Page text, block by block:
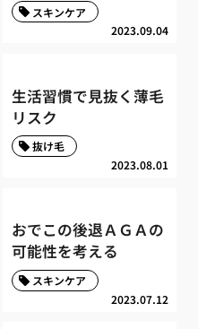
2023.09.04
スキンケア
生活習慣で見抜く薄毛
リスク
2023.08.01
抜け毛
おでこの後退ＡＧＡの
可能性を考える
2023.07.12
スキンケア